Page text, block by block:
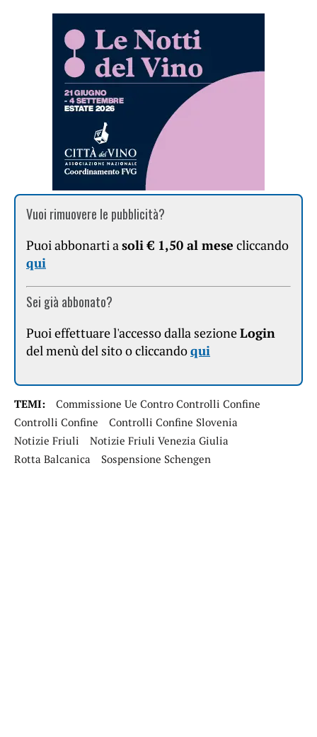
Vuoi rimuovere le pubblicità?
Puoi abbonarti asoli € 1,50 al mese cliccando
qui
Sei già abbonato?
Puoi effettuare l'accesso dalla sezioneLogin
del menù del sito o cliccandoqui
TEMI:
Commissione Ue Contro Controlli Confine
Controlli Confine
Controlli Confine Slovenia
Notizie Friuli
Notizie Friuli Venezia Giulia
Rotta Balcanica
Sospensione Schengen